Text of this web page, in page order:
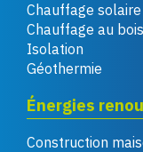
Chauffage solaire
Chauffage au bois
Isolation
Géothermie
Énergies
Construction